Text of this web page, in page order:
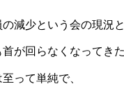
減少という会の現況
が回らなくなってき
って単純で、